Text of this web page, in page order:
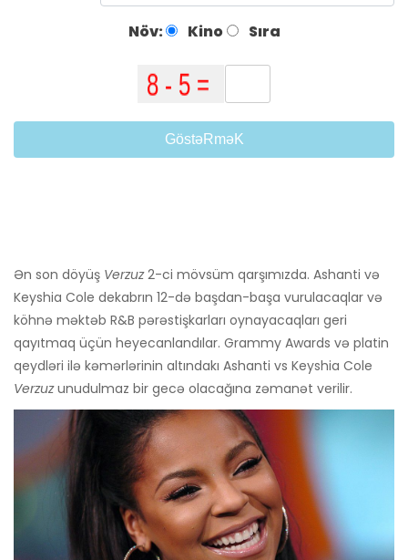
Növ: Kino Sıra
GöstəRməK
Ən son döyüş Verzuz2-ci mövsüm qarşımızda. Ashanti və
Keyshia Cole dekabrın 12-də başdan-başa vurulacaqlar və
köhnə məktəb R&B pərəstişkarları oynayacaqları geri
qayıtmaq üçün heyecanlandılar. Grammy Awards və platin
qeydləri ilə kəmərlərinin altındakı Ashanti vs Keyshia Cole
Verzuzunudulmaz bir gecə olacağına zəmanət verilir.